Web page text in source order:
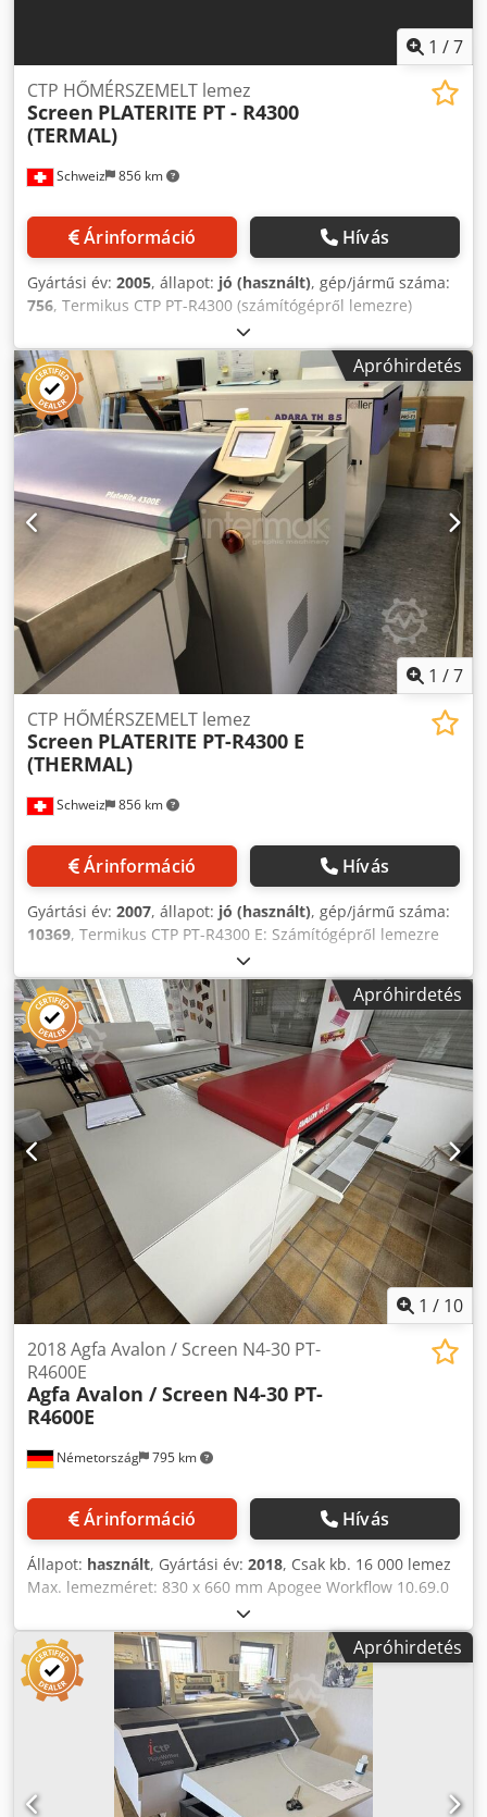
1 /7
Schweiz 856 km
CTP HŐMÉRSZEMELT lemez
Screen PLATERITE PT - R4300
(TERMAL)
Árinformáció Hívás
Gyártási év: 2005, állapot: jó (használt), gép/jármű száma:
756, Termikus CTP PT-R4300 (számítógépről lemezre)
felvevő rendszer: Külső dob PST 26 lemez-targonca Glunz
& Jensen Interplater MP 85: Hőlemez-processzor Műszaki
adatok: Átbocsátási lehetőség (lemezek / h maximális
formátumban): 20 lemez / óra fényforrás : 32 csatornás
infravörös lézerdiódák Min. Lemezformátum: 324 x 370
mm Lemezformátum: 830 x 660 mm Képformátum: 830 x
633 mm A lemez vastagsága: 0,15 - 0,3 mm A gép méretei
H x Sz x Ma: 1750 x 1030 x 1178 mm Crsdpfx Ajfh Dmzjlwef
Apróhirdetés
1 /7
Schweiz 856 km
CTP HŐMÉRSZEMELT lemez
Screen PLATERITE PT-R4300 E
(THERMAL)
Árinformáció Hívás
Gyártási év: 2007, állapot: jó (használt), gép/jármű száma:
10369, Termikus CTP PT-R4300 E: Számítógépről lemezre
felvevő rendszer: Külső dob 2 x SA-L4100 egyoldalas
automatikus adagoló: 50 lemez teljes automatikus
betöltése és automatikus leválasztás Gumírozó egység
vegyszermentes termikus CTP lemezekhez Műszaki adatok:
Átbocsátási lehetőség (lemezek / óra max. Formátumban):
10 lemez / óra fényforrás: 16 csatornás infravörös
lézerdiódák Min. Lemezformátum: 324 x 370 mm
Lemezformátum: 830 x 660 mm Képformátum: 830 x 633
mm Lemezvastagság: 0,15 - 0,3 mm Felbontás: 2400 - 2438
- 2540 dpi Gép méretei H x Sz x Ma: 1750 x 1030 x 1178 mm
A műszaki adatok munkától, fogyóeszközöktől és anyagtól
függően változhatnak lehetséges egyéb tényezők Cjdpofh
Dm Nofx Alwsrf
Apróhirdetés
1 / 10
Németország 795 km
2018 Agfa Avalon / Screen N4-30 PT-
R4600E
Agfa Avalon / Screen N4-30 PT-
R4600E
Árinformáció Hívás
Állapot: használt, Gyártási év: 2018, Csak kb. 16 000 lemez
Max. lemezméret: 830 x 660 mm Apogee Workflow 10.69.0
RIP Crsdpfxsyt I Uns Alwef Inline stancolás Azura C95 mosó
Stacker ST 95EX Rövid határidővel elérhető
Apróhirdetés